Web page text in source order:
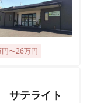
〜26万円
サテライト